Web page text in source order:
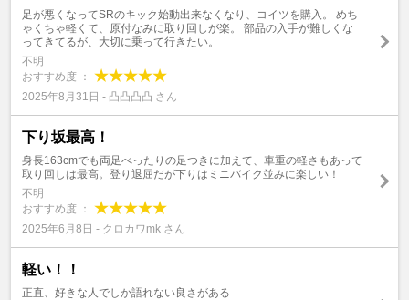
足が悪くなってSRのキック始動出来なくなり、コイツを購入。 めち
ゃくちゃ軽くて、原付なみに取り回しが楽。 部品の入手が難しくな
ってきてるが、大切に乗って行きたい。
不明
おすすめ度 ：
2025年8月31日 - 凸凸凸凸 さん
下り坂最高！
身長163cmでも両足べったりの足つきに加えて、車重の軽さもあって
取り回しは最高。登り退屈だが下りはミニバイク並みに楽しい！
不明
おすすめ度 ：
2025年6月8日 - クロカワmk さん
軽い！！
正直、好きな人でしか語れない良さがある